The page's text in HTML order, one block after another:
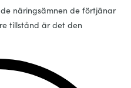
näringsämnen de förtjänar
tillstånd är det den